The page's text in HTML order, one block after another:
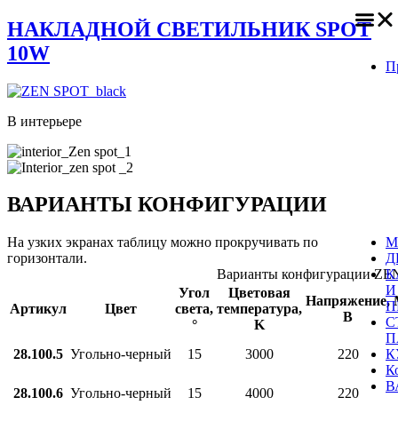
И
НАКЛАДНОЙ СВЕТИЛЬНИК SPOT
10W
В интерьере
ВАРИАНТЫ КОНФИГУРАЦИИ
На узких экранах таблицу можно прокручивать по
горизонтали.
Варианты конфигурации
Артикул Цвет
Угол
света,
°
Цветовая
температура,
K
Напряжение,
В
28.100.5 Угольно‑черный 15 3000 220
28.100.6 Угольно‑черный 15 4000 220